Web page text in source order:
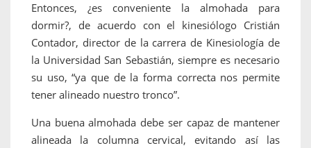
Entonces, ¿es conveniente la almohada para
dormir?, de acuerdo con el kinesiólogo Cristián
Contador, director de la carrera de Kinesiología de
la Universidad San Sebastián, siempre es necesario
su uso, “ya que de la forma correcta nos permite
tener alineado nuestro tronco”.
Una buena almohada debe ser capaz de mantener
alineada la columna cervical, evitando así las